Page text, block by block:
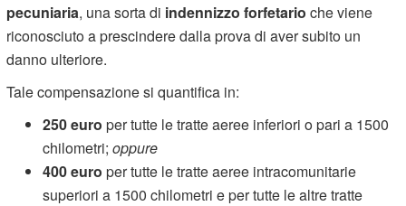
pecuniaria, una sorta di indennizzo forfetario che viene
riconosciuto a prescindere dalla prova di aver subito un
danno ulteriore.
Tale compensazione si quantifica in:
250 euro per tutte le tratte aeree inferiori o pari a 1500
chilometri;oppure
400 euro per tutte le tratte aeree intracomunitarie
superiori a 1500 chilometri e per tutte le altre tratte